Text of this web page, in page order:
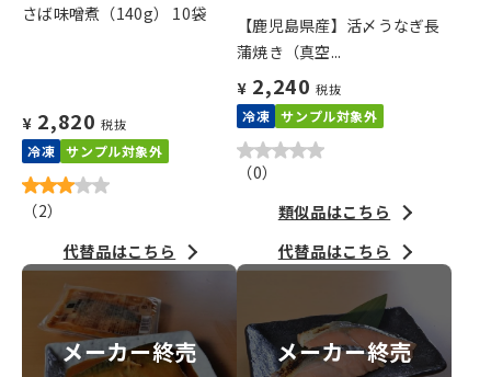
さば味噌煮（140g） 10袋
¥ 2,820 税抜
冷凍 サンプル対象外
（2）
代替品はこちら
【鹿児島県産】活〆うなぎ長
蒲焼き（真空...
¥ 2,240 税抜
冷凍 サンプル対象外
（0）
類似品はこちら
代替品はこちら
メーカー終売 メーカー終売